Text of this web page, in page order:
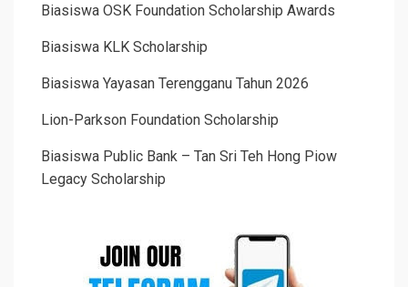
Biasiswa OSK Foundation Scholarship Awards
Biasiswa KLK Scholarship
Biasiswa Yayasan Terengganu Tahun 2026
Lion-Parkson Foundation Scholarship
Biasiswa Public Bank – Tan Sri Teh Hong Piow
Legacy Scholarship